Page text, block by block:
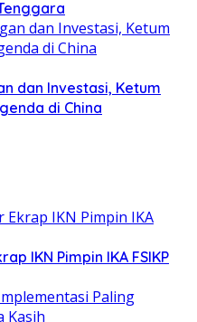
dan Investasi, Ketum
di China
IKN Pimpin IKA FSIKP